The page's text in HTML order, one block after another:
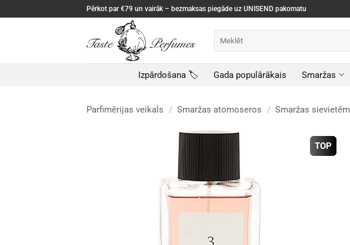
to
Pērkot par €79 un vairāk – bezmaksas piegāde uz UNISEND pakomatu
Izpārdošana 🏷️ Gada populārākais Smaržas
Parfimērijas veikals / Smaržas atomoseros / Smaržas sievietēm
TOP